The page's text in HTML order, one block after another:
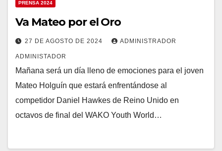
PRENSA 2024
Va Mateo por el Oro
27 DE AGOSTO DE 2024 ADMINISTRADOR
ADMINISTADOR
Mañana será un día lleno de emociones para el joven
Mateo Holguín que estará enfrentándose al
competidor Daniel Hawkes de Reino Unido en
octavos de final del WAKO Youth World…